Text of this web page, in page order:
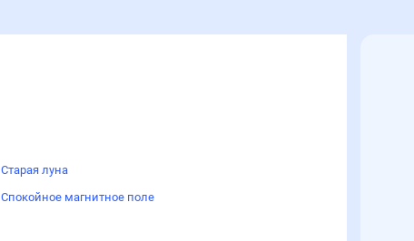
Старая луна
Спокойное магнитное поле